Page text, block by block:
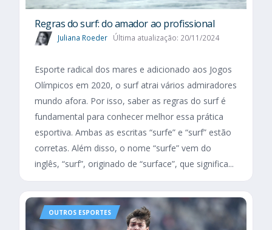
Regras do surf: do amador ao profissional
Juliana Roeder Última atualização: 20/11/2024
Esporte radical dos mares e adicionado aos Jogos
Olímpicos em 2020, o surf atrai vários admiradores
mundo afora. Por isso, saber as regras do surf é
fundamental para conhecer melhor essa prática
esportiva. Ambas as escritas “surfe” e “surf” estão
corretas. Além disso, o nome “surfe” vem do
inglês, “surf”, originado de “surface”, que significa...
OUTROS ESPORTES